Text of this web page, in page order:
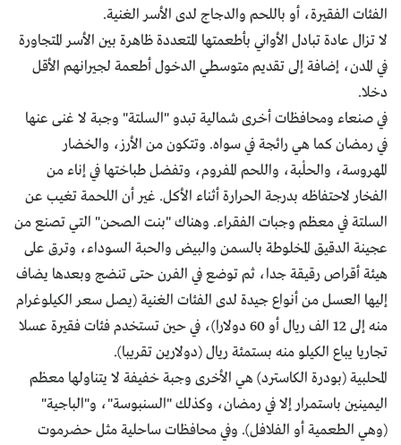
الفئات الفقيرة، أو باللحم والدجاج لدى الأسر الغنية.
لا تزال عادة تبادل الأواني بأطعمتها المتعددة ظاهرة بين الأسر المتجاورة
في المدن، إضافة إلى تقديم متوسطي الدخول أطعمة لجيرانهم الأقل
دخلا.
في صنعاء ومحافظات أخرى شمالية تبدو "السلتة" وجبة لا غنى عنها
في رمضان كما هي رائجة في سواه. وتتكون من الأرز، والخضار
المهروسة، والحلْبة، واللحم المفروم، وتفضل طباختها في إناء من
الفخار لاحتفاظه بدرجة الحرارة أثناء الأكل. غير أن اللحمة تغيب عن
السلتة في معظم وجبات الفقراء. وهناك "بنت الصحن" التي تصنع من
عجينة الدقيق المخلوطة بالسمن والبيض والحبة السوداء، وترق على
هيئة أقراص رقيقة جدا، ثم توضع في الفرن حتى تنضج وبعدها يضاف
إليها العسل من أنواع جيدة لدى الفئات الغنية (يصل سعر الكيلوغرام
منه إلى 12 الف ريال أو 60 دولارا)، في حين تستخدم فئات فقيرة عسلا
تجاريا يباع الكيلو منه بستمئة ريال (دولارين تقريبا).
المحلبية (بودرة الكاسترد) هي الأخرى وجبة خفيفة لا يتناولها معظم
اليمينين باستمرار إلا في رمضان، وكذلك "السنبوسة"، و"الباجية"
(وهي الطعمية أو الفلافل). وفي محافظات ساحلية مثل حضرموت